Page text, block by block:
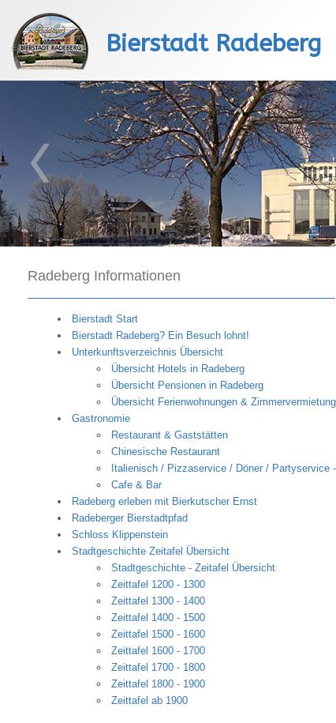
Bierstadt Radeberg
Radeberg Informationen
Bierstadt Start
Bierstadt Radeberg? Ein Besuch lohnt!
Unterkunftsverzeichnis Übersicht
Übersicht Hotels in Radeberg
Übersicht Pensionen in Radeberg
Übersicht Ferienwohnungen &
Gastronomie
Restaurant & Gaststätten
Chinesische Restaurant
Italienisch / Pizzaservice / Döner / Partyservice
Cafe & Bar
Radeberg erleben mit Bierkutscher Ernst
Radeberger Bierstadtpfad
Schloss Klippenstein
Stadtgeschichte Zeitafel Übersicht
Stadtgeschichte - Zeitafel Übersicht
Zeittafel 1200 - 1300
Zeittafel 1300 - 1400
Zeittafel 1400 - 1500
Zeittafel 1500 - 1600
Zeittafel 1600 - 1700
Zeittafel 1700 - 1800
Zeittafel 1800 - 1900
Zeittafel ab 1900